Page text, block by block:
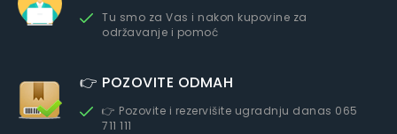
Tu smo za Vas i nakon kupovine za
održavanje i pomoć
👉 POZOVITE ODMAH
👉 Pozovite i rezervišite ugradnju danas 065
711 111